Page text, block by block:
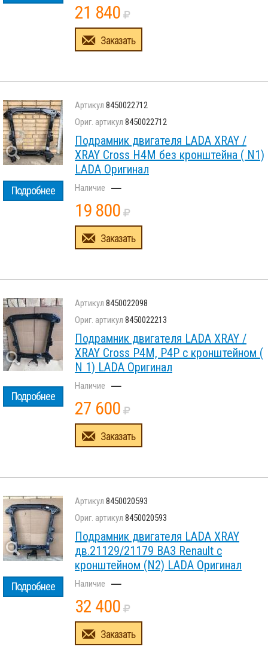
21 840
Заказать
Подробнее
8450022712
8450022712
Подрамник двигателя LADA XRAY /
XRAY Cross H4M без кронштейна ( N1)
LADA Оригинал
–
19 800
Заказать
Подробнее
8450022098
8450022213
Подрамник двигателя LADA XRAY /
XRAY Cross P4M, P4P с кронштейном (
N 1) LADA Оригинал
–
27 600
Заказать
Подробнее
8450020593
8450020593
Подрамник двигателя LADA XRAY
дв.21129/21179 ВАЗ Renault с
кронштейном (N2) LADA Оригинал
–
32 400
Заказать